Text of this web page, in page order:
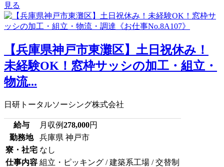
見る
【兵庫県神戸市東灘区】土日祝休み！
未経験OK！窓枠サッシの加工・組立・
物流...
日研トータルソーシング株式会社
給与 月収例278,000円
勤務地
兵庫県 神戸市
寮・社宅 なし
仕事内容 組立・ピッキング / 建築系工場 / 交替制